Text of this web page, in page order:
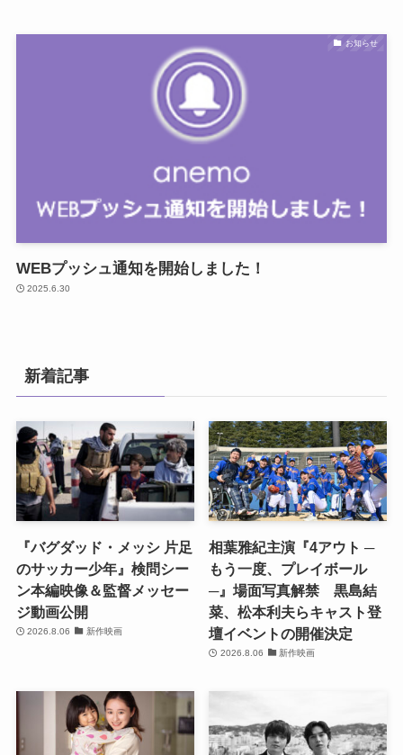
お知らせ
WEBプッシュ通知を開始しました！
2025.6.30
新着記事
『バグダッド・メッシ 片足
のサッカー少年』検問シー
ン本編映像＆監督メッセー
ジ動画公開
2026.8.06 新作映画
相葉雅紀主演『4アウト ─
もう一度、プレイボール
─』場面写真解禁 黒島結
菜、松本利夫らキャスト登
壇イベントの開催決定
2026.8.06 新作映画